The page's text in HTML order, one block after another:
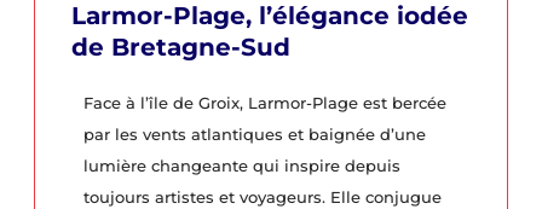
Larmor-Plage, l’élégance iodée
de Bretagne-Sud
Face à l’île de Groix, Larmor-Plage est bercée
par les vents atlantiques et baignée d’une
lumière changeante qui inspire depuis
toujours artistes et voyageurs. Elle conjugue